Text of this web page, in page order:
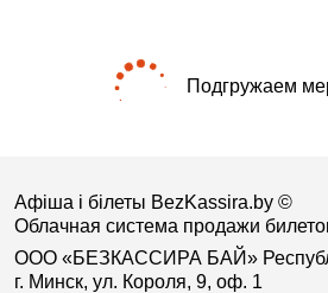
Подгружаем
Афіша і білеты BezKassira.by ©
Облачная система продажи
ООО «БЕЗКАССИРА БАЙ»
г. Минск, ул. Короля, 9, оф. 1